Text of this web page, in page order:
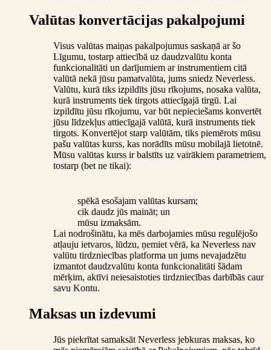
Valūtas konvertācijas pakalpojumi
Visus valūtas maiņas pakalpojumus saskaņā ar šo
Līgumu, tostarp attiecībā uz daudzvalūtu konta
funkcionalitāti un darījumiem ar instrumentiem citā
valūtā nekā jūsu pamatvalūta, jums sniedz Neverless.
Valūtu, kurā tiks izpildīts jūsu rīkojums, nosaka valūta,
kurā instruments tiek tirgots attiecīgajā tirgū. Lai
izpildītu jūsu rīkojumu, var būt nepieciešams konvertēt
jūsu līdzekļus attiecīgajā valūtā, kurā instruments tiek
tirgots. Konvertējot starp valūtām, tiks piemērots mūsu
pašu valūtas kurss, kas norādīts mūsu mobilajā lietotnē.
Mūsu valūtas kurss ir balstīts uz vairākiem parametriem,
tostarp (bet ne tikai):
spēkā esošajam valūtas kursam;
cik daudz jūs maināt; un
mūsu izmaksām.
Lai nodrošinātu, ka mēs darbojamies mūsu regulējošo
atļauju ietvaros, lūdzu, ņemiet vērā, ka Neverless nav
valūtu tirdzniecības platforma un jums nevajadzētu
izmantot daudzvalūtu konta funkcionalitāti šādam
mērķim, aktīvi neiesaistoties tirdzniecības darbībās caur
savu Kontu.
Maksas un izdevumi
Jūs piekrītat samaksāt Neverless jebkuras maksas, ko